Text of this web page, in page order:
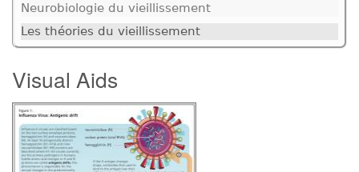
Neurobiologie du vieillissement
Les théories du vieillissement
Visual Aids